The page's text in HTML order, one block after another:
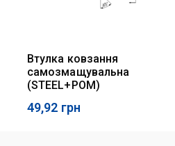
Втулка ковзання
самозмащувальна
(STEEL+POM)
49,92 грн